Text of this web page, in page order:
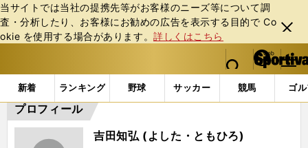
当サイトでは当社の提携先等がお客様のニーズ等について調
査・分析したり、お客様にお勧めの広告を表⽰する⽬的で Co
okie を使⽤する場合があります。詳しくはこちら
閉じ
る
web Sportiva (webスポルティーバ)
検索
マイペ
ー
ジ
メニュ
新着 ランキング 野球 サッカー 競馬 ゴ
b
ス
ポ
ル
「#吉田知弘」の最新ニュース・ 情報
プロフィール
吉田知弘 (よした・ともひろ)